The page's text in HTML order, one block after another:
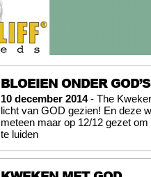
BLOEIEN ONDER
10 december 2014- The
licht van GOD gezien! En deze
meteen maar op 12/12 gezet om
te luiden